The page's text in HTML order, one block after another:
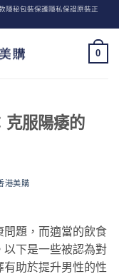
隱秘包裝保護隱私保證原裝正
0
克服陽痿的
港美購
題，而適當的飲食
下是一些被認為對
助於提升男性的性